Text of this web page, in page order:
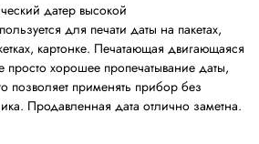
датер высокой
для печати даты на пакетах,
картонке. Печатающая двигающаяся
просто хорошее пропечатывание даты,
позволяет применять прибор без
Продавленная дата отлично заметна.